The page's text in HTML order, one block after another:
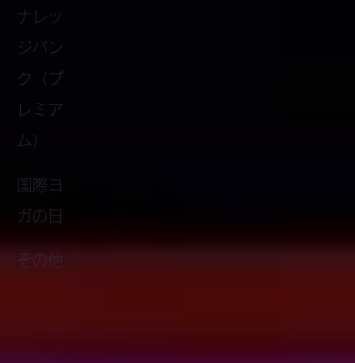
ナレッ
ジバン
ク（プ
レミア
ム）
国際ヨ
ガの日
その他